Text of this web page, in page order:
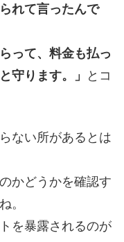
れて言ったんで
って、料金も払っ
守ります。」
とコ
ない所があるとは
かどうかを確認す
。
を暴露されるのが